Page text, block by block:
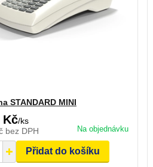
STANDARD MINI
Kč/ks
bez DPH Na objednávku
Přidat do košíku